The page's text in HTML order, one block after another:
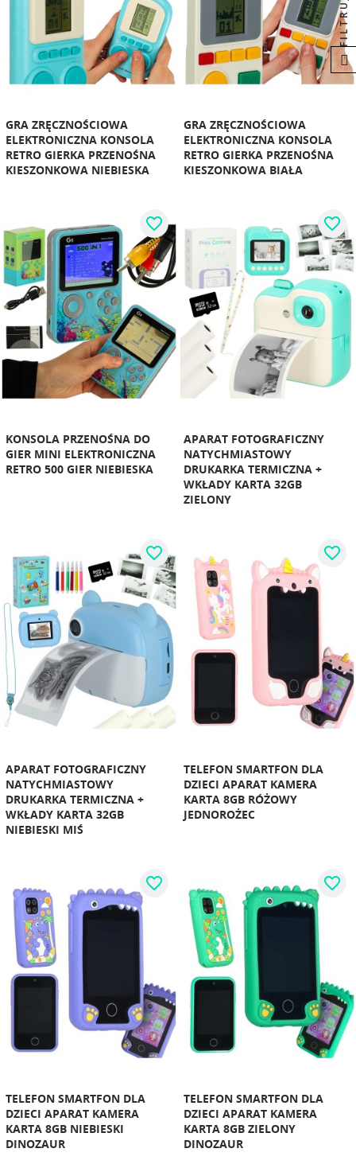
GRA ZRĘCZNOŚCIOWA
ELEKTRONICZNA KONSOLA
RETRO GIERKA PRZENOŚNA
KIESZONKOWA NIEBIESKA
GRA ZRĘCZNOŚCIOWA
ELEKTRONICZNA KONSOLA
RETRO GIERKA PRZENOŚNA
KIESZONKOWA BIAŁA
KONSOLA PRZENOŚNA DO
GIER MINI ELEKTRONICZNA
RETRO 500 GIER NIEBIESKA
favorite_border
APARAT FOTOGRAFICZNY
NATYCHMIASTOWY
DRUKARKA TERMICZNA +
WKŁADY KARTA 32GB
ZIELONY
favorite_border
APARAT FOTOGRAFICZNY
NATYCHMIASTOWY
DRUKARKA TERMICZNA +
WKŁADY KARTA 32GB
NIEBIESKI MIŚ
favorite_border
TELEFON SMARTFON DLA
DZIECI APARAT KAMERA
KARTA 8GB RÓŻOWY
JEDNOROŻEC
favorite_border
TELEFON SMARTFON DLA
DZIECI APARAT KAMERA
KARTA 8GB NIEBIESKI
DINOZAUR
favorite_border
TELEFON SMARTFON DLA
DZIECI APARAT KAMERA
KARTA 8GB ZIELONY
DINOZAUR
favorite_border
FILTRUJ